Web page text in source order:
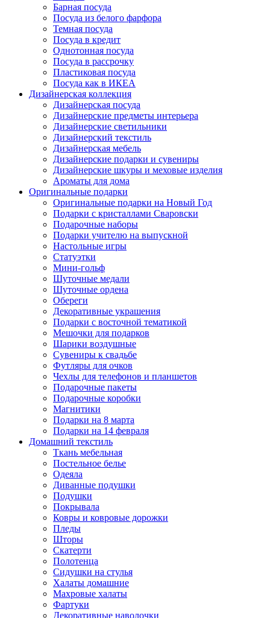
Барная посуда
Посуда из белого фарфора
Темная посуда
Посуда в кредит
Однотонная посуда
Посуда в рассрочку
Пластиковая посуда
Посуда как в ИКЕА
Дизайнерская коллекция
Дизайнерская посуда
Дизайнерские предметы интерьера
Дизайнерские светильники
Дизайнерский текстиль
Дизайнерская мебель
Дизайнерские подарки и сувениры
Дизайнерские шкуры и меховые изделия
Ароматы для дома
Оригинальные подарки
Оригинальные подарки на Новый Год
Подарки с кристаллами Сваровски
Подарочные наборы
Подарки учителю на выпускной
Настольные игры
Статуэтки
Мини-гольф
Шуточные медали
Шуточные ордена
Обереги
Декоративные украшения
Подарки с восточной тематикой
Мешочки для подарков
Шарики воздушные
Сувениры к свадьбе
Футляры для очков
Чехлы для телефонов и планшетов
Подарочные пакеты
Подарочные коробки
Магнитики
Подарки на 8 марта
Подарки на 14 февраля
Домашний текстиль
Ткань мебельная
Постельное белье
Одеяла
Диванные подушки
Подушки
Покрывала
Ковры и ковровые дорожки
Пледы
Шторы
Скатерти
Полотенца
Сидушки на стулья
Халаты домашние
Махровые халаты
Фартуки
Декоративные наволочки